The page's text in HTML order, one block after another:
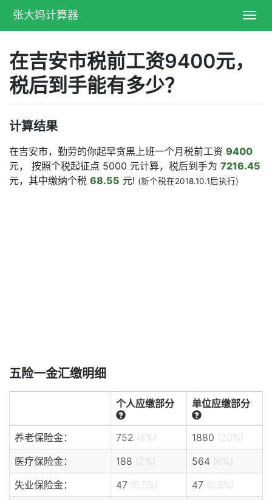
张大妈计算器
在吉安市税前工资9400元，
税后到手能有多少？
计算结果
在吉安市，勤劳的你起早贪黑上班一个月税前工资 9400
元， 按照个税起征点 5000 元计算，税后到手为 7216.45
元，其中缴纳个税 68.55 元! (新个税在2018.10.1后执行)
五险一金汇缴明细
个人应缴部分 单位应缴部分
养老保险金： 752 (8%) 1880 (20%)
医疗保险金：
188 (2%) 564 (6%)
失业保险金：
47 (0.5%) 47 (0.5%)